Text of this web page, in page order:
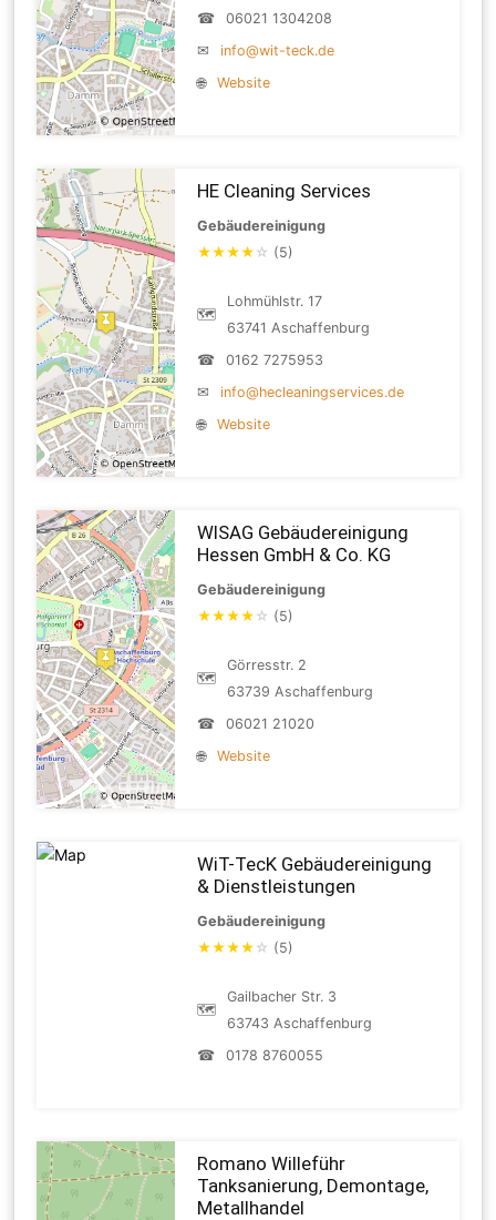
☎
06021 1304208
✉
info@wit-teck.de
🌐
Website
HE Cleaning Services
Gebäudereinigung
★★★★ ☆ (5)
🗺
Lohmühlstr. 17
63741 Aschaffenburg
☎
0162 7275953
✉
info@hecleaningservices.de
🌐
Website
WISAG Gebäudereinigung
Hessen GmbH & Co. KG
Gebäudereinigung
★★★★ ☆ (5)
🗺
Görresstr. 2
63739 Aschaffenburg
☎
06021 21020
🌐
Website
WiT-TecK Gebäudereinigung
& Dienstleistungen
Gebäudereinigung
★★★★ ☆ (5)
🗺
Gailbacher Str. 3
63743 Aschaffenburg
☎
0178 8760055
Romano Willeführ
Tanksanierung, Demontage,
Metallhandel